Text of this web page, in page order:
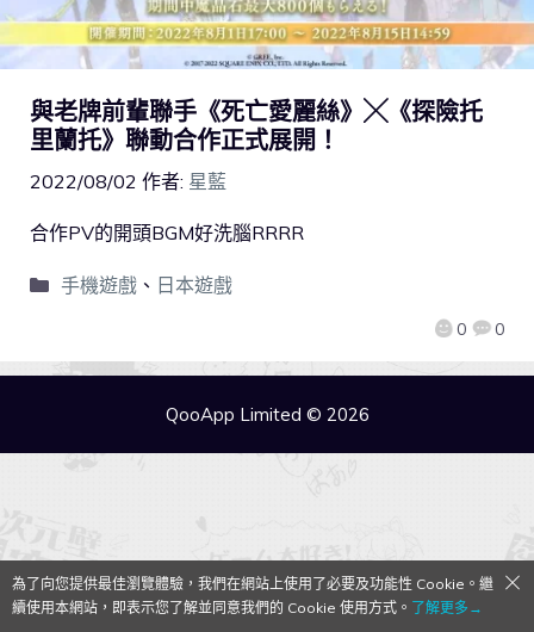
與老牌前輩聯手《死亡愛麗絲》╳《探險托
里蘭托》聯動合作正式展開！
2022/08/02 作者: 星藍
0 0
合作PV的開頭BGM好洗腦RRRR
手機遊戲、 日本遊戲
QooApp Limited © 2026
為了向您提供最佳瀏覽體驗，我們在網站上使用了必要及功能性 Cookie。繼
續使用本網站，即表示您了解並同意我們的 Cookie 使用方式。 了解更多→